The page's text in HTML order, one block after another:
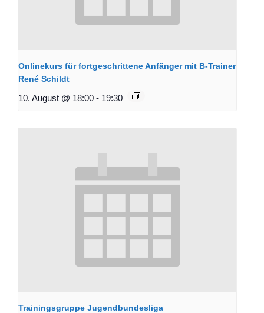
Onlinekurs für fortgeschrittene Anfänger mit B-Trainer
René Schildt
10. August @ 18:00 - 19:30
Trainingsgruppe Jugendbundesliga